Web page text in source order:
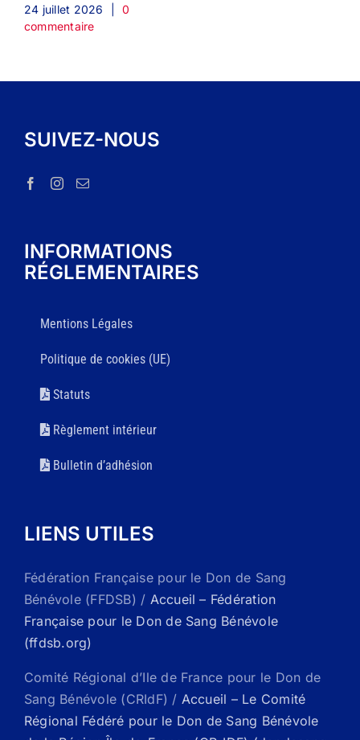
24 juillet 2026
0
commentaire
SUIVEZ-NOUS
INFORMATIONS
RÉGLEMENTAIRES
Mentions Légales
Politique de cookies (UE)
Statuts
Règlement intérieur
Bulletin d’adhésion
LIENS UTILES
Fédération Française pour le Don de Sang
Bénévole (FFDSB) / Accueil – Fédération
Française pour le Don de Sang Bénévole
(ffdsb.org)
Comité Régional d’Ile de France pour le Don de
Sang Bénévole (CRIdF) / Accueil – Le Comité
Régional Fédéré pour le Don de Sang Bénévole